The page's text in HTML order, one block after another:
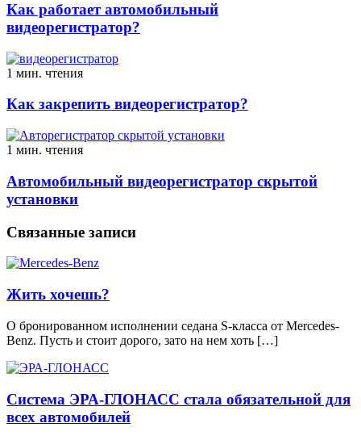
Как работает автомобильный
видеорегистратор?
1 мин. чтения
Как закрепить видеорегистратор?
1 мин. чтения
Автомобильный видеорегистратор скрытой
установки
Связанные записи
Жить хочешь?
О бронированном исполнении седана S-класса от Mercedes-
Benz. Пусть и стоит дорого, зато на нем хоть […]
Система ЭРА-ГЛОНАСС стала обязательной для
всех автомобилей